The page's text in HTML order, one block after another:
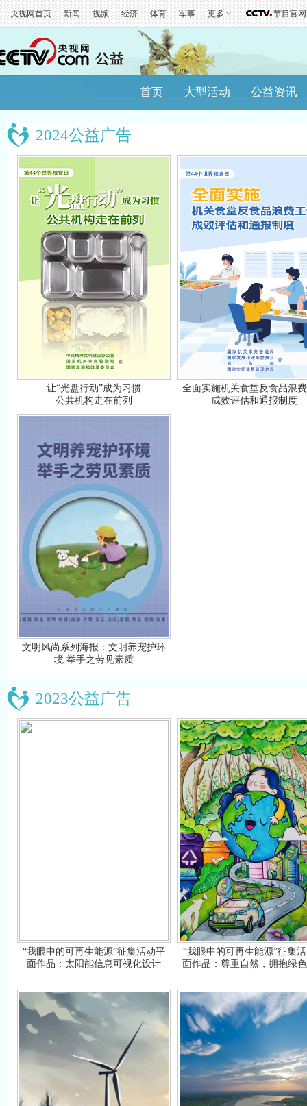
央视网首页 新闻 视频 经济 体育 军事 更多 节目官网
首页 大型活动 公益资讯
2024公益广告
让“光盘行动”成为习惯
公共机构走在前列
全面实施机关食堂反食品浪
成效评估和通报制度
文明风尚系列海报：文明养宠护环
境 举手之劳见素质
2023公益广告
“我眼中的可再生能源”征集活动平
面作品：太阳能信息可视化设计
“我眼中的可再生能源”征集
面作品：尊重自然，拥抱绿